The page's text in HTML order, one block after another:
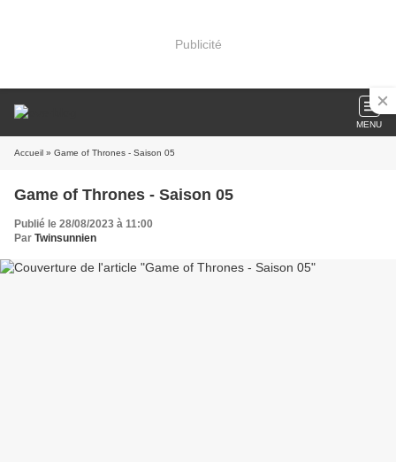
Publicité
MENU
Accueil » Game of Thrones - Saison 05
Game of Thrones - Saison 05
Publié le 28/08/2023 à 11:00
Par Twinsunnien